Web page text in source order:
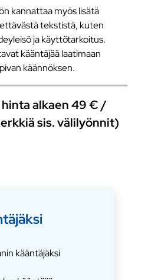
kannattaa myös lisätä
tekstistä, kuten
ja käyttötarkoitus.
kääntäjää laatimaan
käännöksen.
hinta alkaen 49 € /
sis. välilyönnit)
kääntäjäksi